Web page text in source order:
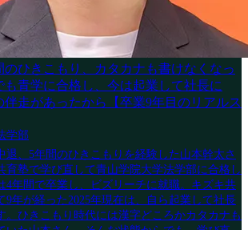
のひきこもり、カタカナも書けなくなっ
も青学に合格し、今は起業して社長に
走があったから【卒業9年目のリアルス
学部
退、5年間のひきこもりを経験した山本幹太さ
育塾で学び直して青山学院大学法学部に合格し
4年間で卒業し、ビズリーチに就職。キズキ共
9年が経った2025年現在は、自ら起業して社長
。ひきこもり時代には漢字どころかカタカナも